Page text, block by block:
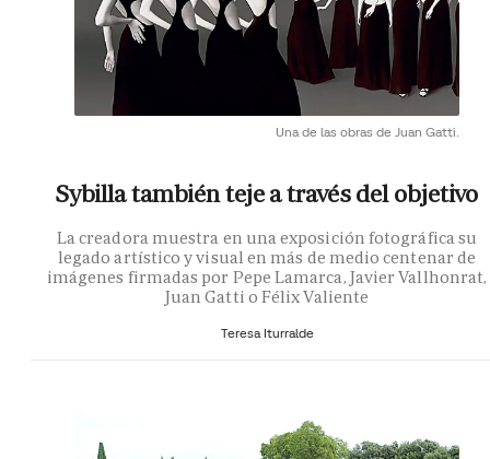
Una de las obras de Juan Gatti.
Sybilla también teje a través del objetivo
La creadora muestra en una exposición fotográfica su
legado artístico y visual en más de medio centenar de
imágenes firmadas por Pepe Lamarca, Javier Vallhonrat,
Juan Gatti o Félix Valiente
Teresa Iturralde